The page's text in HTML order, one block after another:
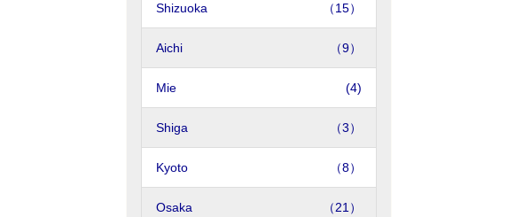
Shizuoka （15）
Aichi （9）
Mie (4)
Shiga （3）
Kyoto （8）
Osaka （21）